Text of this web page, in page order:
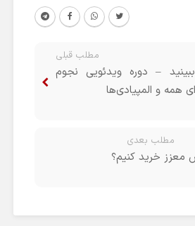
مطلب قبلی
– دوره ویدئویی نجوم
همه و المپیادی‌ها
مطلب بعدی
معزز خرید کنیم؟